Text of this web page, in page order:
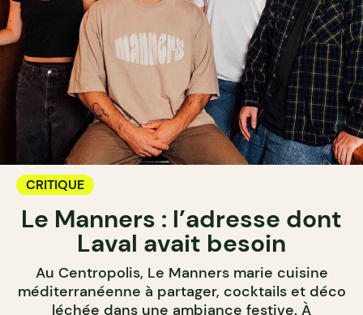
CRITIQUE
Le Manners : l’adresse dont
Laval avait besoin
Au Centropolis, Le Manners marie cuisine
méditerranéenne à partager, cocktails et déco
léchée dans une ambiance festive. À